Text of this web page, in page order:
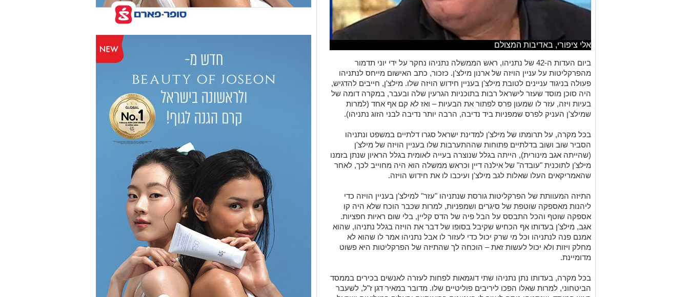
אלי ציפורי, באדיבות המצולם
ביום העדות ה-42 של נתניהו, ראש הממשלה נתניהו נחקר על ידי יוני תדמור
מהפרקליטות על עניין הויזה של ארנון מילצ'ן. כזכור, כתב האישום מייחס לנתניהו
היה סוכן מוסד שעזר לישראל רבות בתוכניות הגרעין שלה ובעבר, במקרה דומה של
בעיות ויזה, עזר לו שמעון פרס לפתור את הבעיות – ואז לא קם אף אחד (למרות
שמילצ'ן העניק לפרס שמפניות ביד נדיבה, הרבה יותר נדיבה לבני הזוג נתניהו).
בכל מקרה, על תרומתו של מילצ'ן למדינת ישראל סגרו דלתיים במשפט ונתניהו
(שהייתה אגב מינורית), הייתה בגלל שנוצרה בעייה לאומית בגלל הראיון שנתן בזמנו
מילצ'ן לתוכנית "עובדה" של אילנה דיין וכראש ממשלה הוא היה מחוייב לכך, לאחר
שהאמריקאים העלו שאלות לגב מילצ'ן ועיכבו לו את חידוש הויזה.
התיזה המעוותת של הפרקליטות גורסת שנתניהו "עזר" למילצ'ן בעניין הויזה כדי
ליהנות מאספקה שוטפת של סיגרים ושמפניות, למרות שכבר הוכח שלא היה קו
אספקה שוטף והכל התבסס על הבל פיה של הדס קליין, בלי שום ראיות חפציות.
אמנם פנה לנתניהו וכל מי שרק יכול כדי לעזור לו אבל נתניהו אמר לו שהוא לא
מחלק ויזות ולא יכול לעשות זאת – הוכחה לך שהתיזה של הפרקליטות היא פשוט